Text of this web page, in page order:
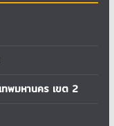
พมหานคร เขต 2